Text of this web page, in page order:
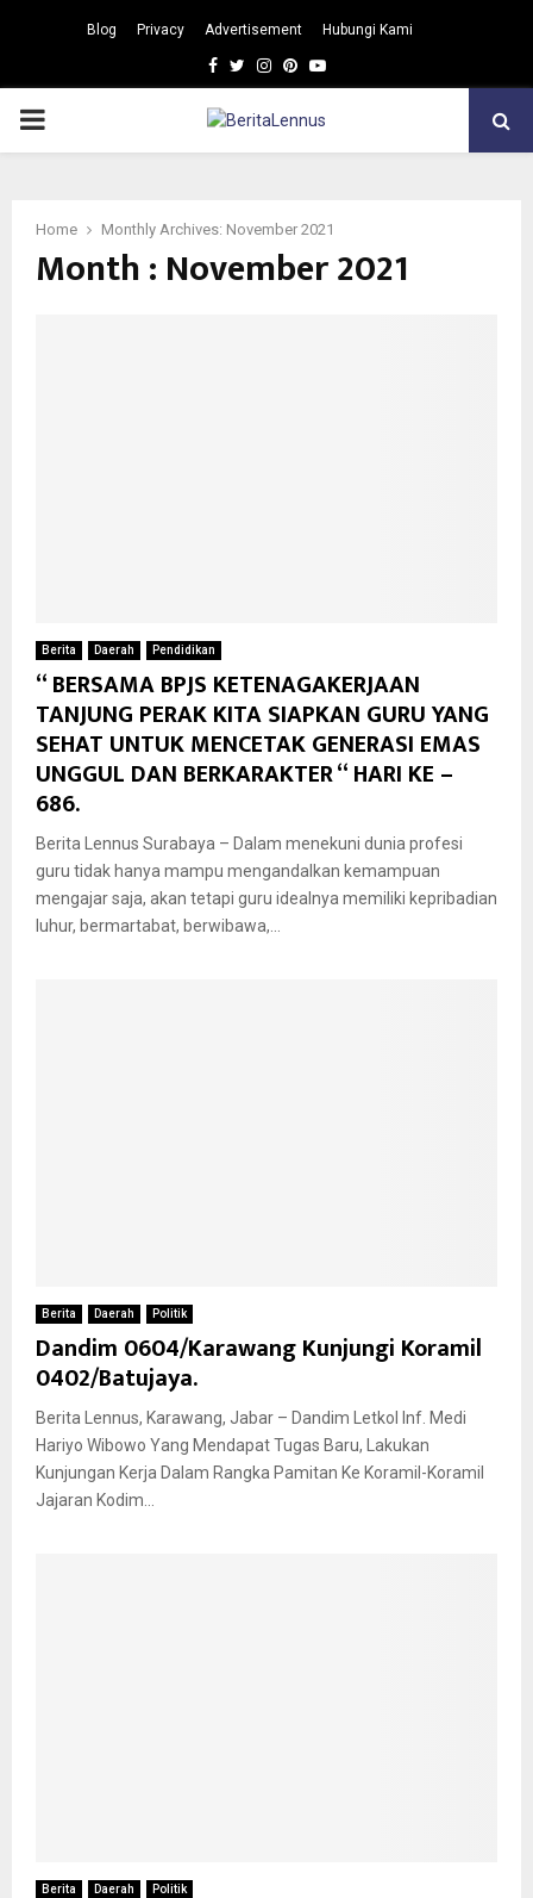
Blog Privacy Advertisement Hubungi Kami
Facebook
TwitterInstagram
Pinterest
Youtube
PRIMARY
Home Monthly Archives: November 2021
Month : November 2021
Berita Daerah Pendidikan
“ BERSAMA BPJS KETENAGAKERJAAN
TANJUNG PERAK KITA SIAPKAN GURU YANG
SEHAT UNTUK MENCETAK GENERASI EMAS
UNGGUL DAN BERKARAKTER “ HARI KE –
686.
Berita Lennus Surabaya – Dalam menekuni dunia profesi
guru tidak hanya mampu mengandalkan kemampuan
mengajar saja, akan tetapi guru idealnya memiliki kepribadian
luhur, bermartabat, berwibawa,...
Berita Daerah Politik
Dandim 0604/Karawang Kunjungi Koramil
0402/Batujaya.
Berita Lennus, Karawang, Jabar – Dandim Letkol Inf. Medi
Hariyo Wibowo Yang Mendapat Tugas Baru, Lakukan
Kunjungan Kerja Dalam Rangka Pamitan Ke Koramil-Koramil
Jajaran Kodim...
Berita Daerah Politik